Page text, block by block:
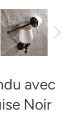
avec
Noir